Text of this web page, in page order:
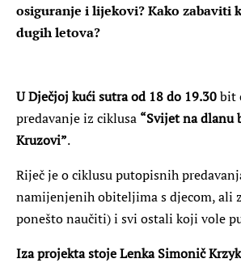
osiguranje i lijekovi? Kako zabaviti
dugih letova?
U Dječjoj kući sutra od 18 do 19.30bit
predavanje iz ciklusa “Svijet na
Kruzovi”.
Riječ je o ciklusu putopisnih
namijenjenih obiteljima s djecom, ali
ponešto naučiti) i svi ostali koji vole
Iza projekta stoje Lenka Simonič